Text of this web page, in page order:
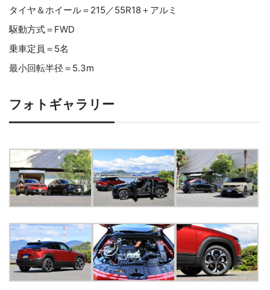
タイヤ＆ホイール＝215／55R18＋アルミ
駆動方式＝FWD
乗車定員＝5名
最小回転半径＝5.3m
フォトギャラリー